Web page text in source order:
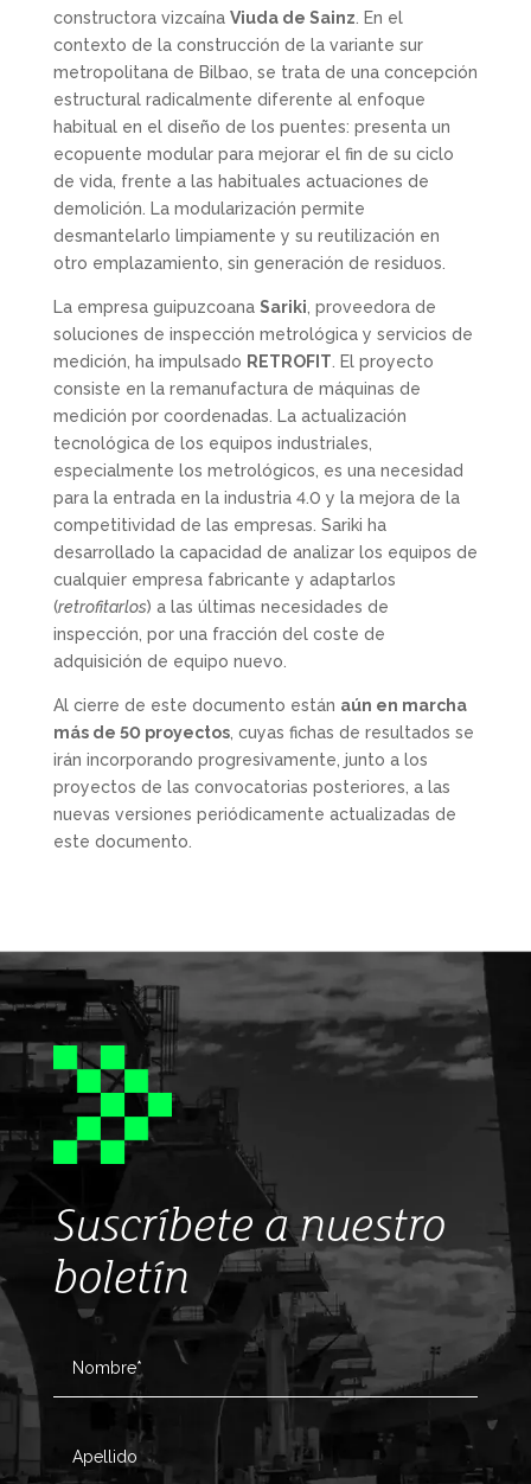
constructora vizcaína Viuda de Sainz . En el
contexto de la construcción de la variante sur
metropolitana de Bilbao, se trata de una concepción
estructural radicalmente diferente al enfoque
habitual en el diseño de los puentes: presenta un
ecopuente modular para mejorar el fin de su ciclo
de vida, frente a las habituales actuaciones de
demolición. La modularización permite
desmantelarlo limpiamente y su reutilización en
otro emplazamiento, sin generación de residuos.
La empresa guipuzcoana Sariki , proveedora de
soluciones de inspección metrológica y servicios de
medición, ha impulsado RETROFIT . El proyecto
consiste en la remanufactura de máquinas de
medición por coordenadas. La actualización
tecnológica de los equipos industriales,
especialmente los metrológicos, es una necesidad
para la entrada en la industria 4.0 y la mejora de la
competitividad de las empresas. Sariki ha
desarrollado la capacidad de analizar los equipos de
cualquier empresa fabricante y adaptarlos
(retrofitarlos) a las últimas necesidades de
inspección, por una fracción del coste de
adquisición de equipo nuevo.
Al cierre de este documento están aún en marcha
más de 50 proyectos, cuyas fichas de resultados se
irán incorporando progresivamente, junto a los
proyectos de las convocatorias posteriores, a las
nuevas versiones periódicamente actualizadas de
este documento.
Suscríbete a nuestro
boletín